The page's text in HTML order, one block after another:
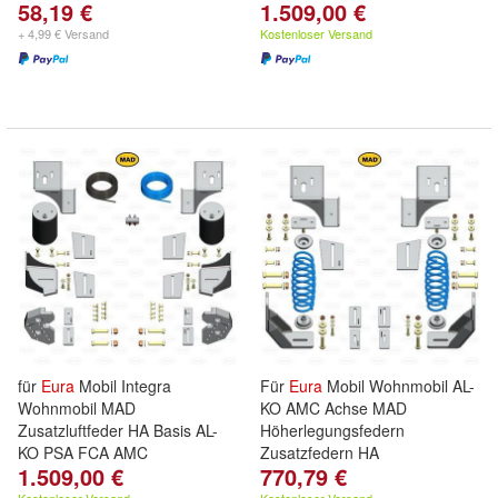
58,19 €
+ 4,99 € Versand
1.509,00 €
Kostenloser Versand
für Eura Mobil Integra
Wohnmobil MAD
Zusatzluftfeder HA Basis AL-
KO PSA FCA AMC
1.509,00 €
Für Eura Mobil Wohnmobil AL-
KO AMC Achse MAD
Höherlegungsfedern
Zusatzfedern HA
770,79 €